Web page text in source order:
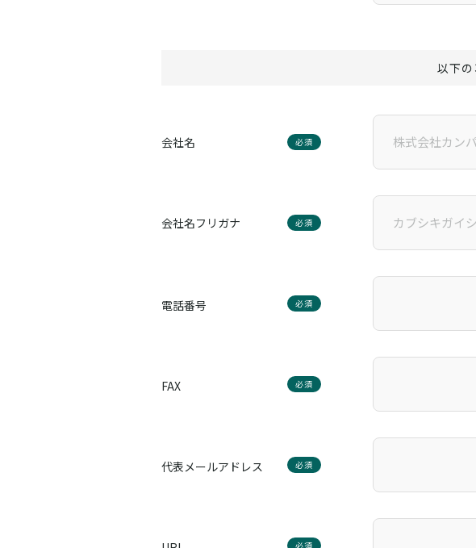
以下
会社名 必須
会社名フリガナ 必須
電話番号 必須
FAX 必須
代表メールアドレス 必須
必須